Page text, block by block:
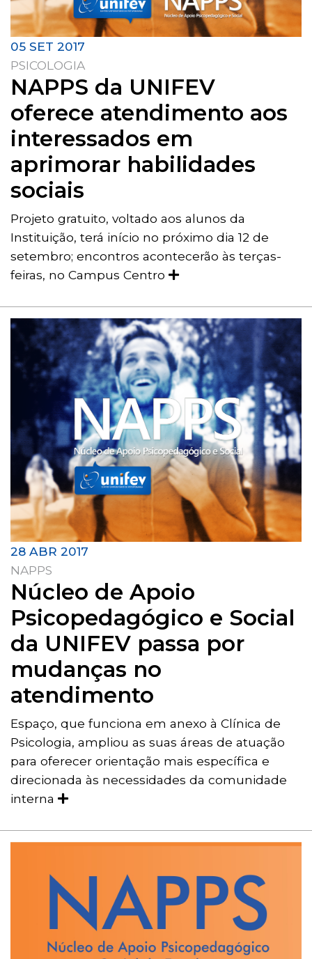
05 SET 2017
PSICOLOGIA
NAPPS da UNIFEV
oferece atendimento aos
interessados em
aprimorar habilidades
sociais
Projeto gratuito, voltado aos alunos da
Instituição, terá início no próximo dia 12 de
setembro; encontros acontecerão às terças-
feiras, no Campus Centro
28 ABR 2017
NAPPS
Núcleo de Apoio
Psicopedagógico e Social
da UNIFEV passa por
mudanças no
atendimento
Espaço, que funciona em anexo à Clínica de
Psicologia, ampliou as suas áreas de atuação
para oferecer orientação mais específica e
direcionada às necessidades da comunidade
interna